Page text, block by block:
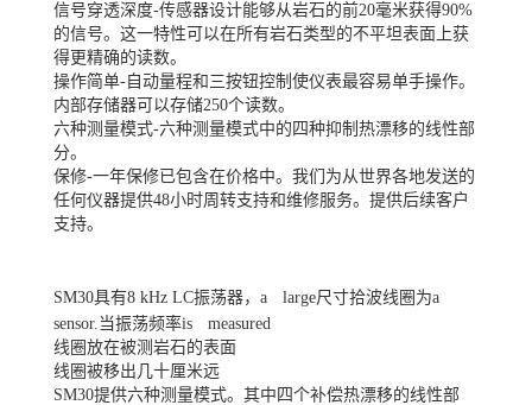
信号穿透深度-传感器设计能够从岩石的前20毫米获得90%
的信号。这一特性可以在所有岩石类型的不平坦表面上获
得更精确的读数。
操作简单-自动量程和三按钮控制使仪表最容易单手操作。
内部存储器可以存储250个读数。
六种测量模式-六种测量模式中的四种抑制热漂移的线性部
分。
保修-一年保修已包含在价格中。我们为从世界各地发送的
任何仪器提供48小时周转支持和维修服务。提供后续客户
支持。
SM30具有8 kHz LC振荡器，aﾠlarge尺寸拾波线圈为aﾠ
sensor.当振荡频率isﾠmeasured
线圈放在被测岩石的表面
线圈被移出几十厘米远
SM30提供六种测量模式。其中四个补偿热漂移的线性部